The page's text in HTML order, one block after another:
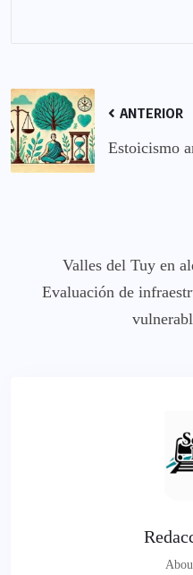
ANTERIOR
Estoicismo
Valles del Tuy en
Evaluación de